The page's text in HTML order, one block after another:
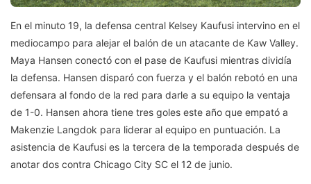
En el minuto 19, la defensa central Kelsey Kaufusi intervino en el
mediocampo para alejar el balón de un atacante de Kaw Valley.
Maya Hansen conectó con el pase de Kaufusi mientras dividía
la defensa. Hansen disparó con fuerza y ​​el balón rebotó en una
defensara al fondo de la red para darle a su equipo la ventaja
de 1-0. Hansen ahora tiene tres goles este año que empató a
Makenzie Langdok para liderar al equipo en puntuación. La
asistencia de Kaufusi es la tercera de la temporada después de
anotar dos contra Chicago City SC el 12 de junio.